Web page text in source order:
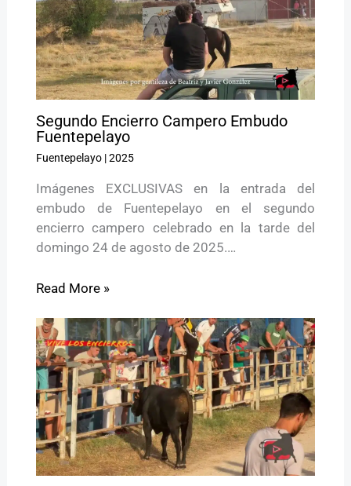
Segundo Encierro Campero Embudo
Fuentepelayo
Fuentepelayo|2025
Imágenes EXCLUSIVAS en la entrada del
embudo de Fuentepelayo en el segundo
encierro campero celebrado en la tarde del
domingo 24 de agosto de 2025.…
Read More »